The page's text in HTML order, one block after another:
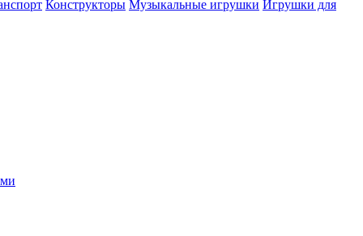
Конструкторы Музыкальные игрушки Игрушки для